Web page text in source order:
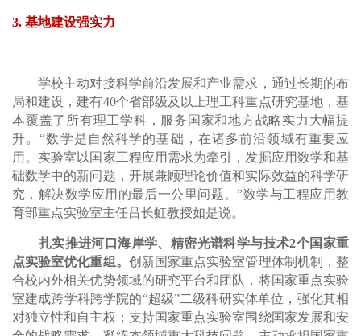
3. 基地建设强实力
学校主动对接科学前沿发展和产业需求，通过长期的布
局和建设，建有40个省部级及以上理工科重点研究基地，基
本覆盖了所有理工学科，服务国家和地方战略实力大幅提
升。“数学是自然科学的基础，在诸多前沿领域有重要应
用。实验室以国家工程应用需求为牵引，发掘应用数学和基
础数学中的新问题，开展兼顾理论价值和实际效益的科学研
究，解决数学应用的最后一公里问题。”数学与工程应用教
育部重点实验室主任吕长虹教授如是说。
扎实推进河口海岸学、精密光谱科学与技术2个国家重
点实验室优化重组。 创新国家重点实验室管理体制机制，整
合校内外相关优势领域的研究平台和团队，将国家重点实验
室建成跨学科跨学院的“超级”二级科研实体单位，强化其相
对独立性和自主权；支持国家重点实验室围绕国家发展和安